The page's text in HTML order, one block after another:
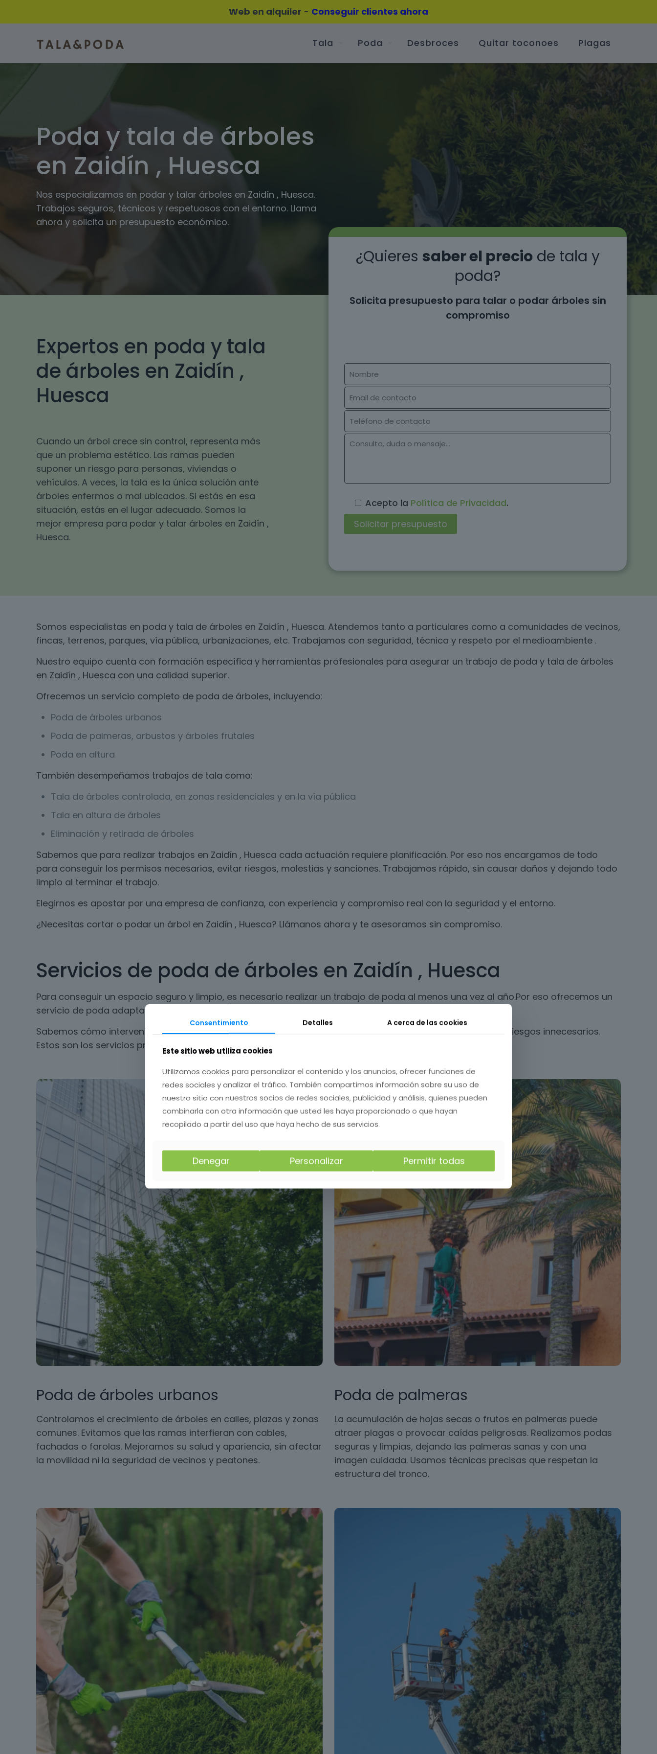
Web en alquiler - Conseguir clientes ahora
Tala Poda Desbroces Quitar toconoes Plagas
Poda y tala de árboles
en Zaidín , Huesca
Nos especializamos en podar y talar árboles en Zaidín , Huesca.
Trabajos seguros, técnicos y respetuosos con el entorno. Llama
ahora y solicita un presupuesto económico.
Expertos en poda y tala
de árboles en Zaidín ,
Huesca
Cuando un árbol crece sin control, representa más
que un problema estético. Las ramas pueden
suponer un riesgo para personas, viviendas o
vehículos. A veces, la tala es la única solución ante
árboles enfermos o mal ubicados. Si estás en esa
situación, estás en el lugar adecuado. Somos la
mejor empresa para podar y talar árboles en Zaidín ,
Huesca.
¿Quieres saber el precio de tala y
poda?
Solicita presupuesto para talar o podar árboles sin
compromiso
Acepto la Política de Privacidad.
Somos especialistas en poda y tala de árboles en Zaidín , Huesca. Atendemos tanto a particulares como a comunidades de vecinos,
fincas, terrenos, parques, vía pública, urbanizaciones, etc. Trabajamos con seguridad, técnica y respeto por el medioambiente .
Nuestro equipo cuenta con formación específica y herramientas profesionales para asegurar un trabajo de poda y tala de árboles
en Zaidín , Huesca con una calidad superior.
Ofrecemos un servicio completo de poda de árboles, incluyendo:
Poda de árboles urbanos
Poda de palmeras, arbustos y árboles frutales
Poda en altura
También desempeñamos trabajos de tala como:
Tala de árboles controlada, en zonas residenciales y en la vía pública
Tala en altura de árboles
Eliminación y retirada de árboles
Sabemos que para realizar trabajos en Zaidín , Huesca cada actuación requiere planificación. Por eso nos encargamos de todo
para conseguir los permisos necesarios, evitar riesgos, molestias y sanciones. Trabajamos rápido, sin causar daños y dejando todo
limpio al terminar el trabajo.
Elegirnos es apostar por una empresa de confianza, con experiencia y compromiso real con la seguridad y el entorno.
¿Necesitas cortar o podar un árbol en Zaidín , Huesca? Llámanos ahora y te asesoramos sin compromiso.
Servicios de poda de árboles en Zaidín , Huesca
Para conseguir un espacio seguro y limpio, es necesario realizar un trabajo de poda al menos una vez al año.Por eso ofrecemos un
servicio de poda adaptado a cada tipo de árbol o planta.
Sabemos cómo intervenir los espacios sin dañar el ecosistema, respetando los ciclos naturales y evitando riesgos innecesarios.
Estos son los servicios profesionales que ofrecemos en Zaidín , Huesca.
Poda de árboles urbanos
Controlamos el crecimiento de árboles en calles, plazas y zonas
comunes. Evitamos que las ramas interfieran con cables,
fachadas o farolas. Mejoramos su salud y apariencia, sin afectar
la movilidad ni la seguridad de vecinos y peatones.
Poda de palmeras
La acumulación de hojas secas o frutos en palmeras puede
atraer plagas o provocar caídas peligrosas. Realizamos podas
seguras y limpias, dejando las palmeras sanas y con una
imagen cuidada. Usamos técnicas precisas que respetan la
estructura del tronco.
Consentimiento Detalles A cerca de las cookies
Este sitio web utiliza cookies
Utilizamos cookies para personalizar el contenido y los anuncios, ofrecer funciones de
redes sociales y analizar el tráfico. También compartimos información sobre su uso de
nuestro sitio con nuestros socios de redes sociales, publicidad y análisis, quienes pueden
combinarla con otra información que usted les haya proporcionado o que hayan
recopilado a partir del uso que haya hecho de sus servicios.
Denegar Personalizar Permitir todas